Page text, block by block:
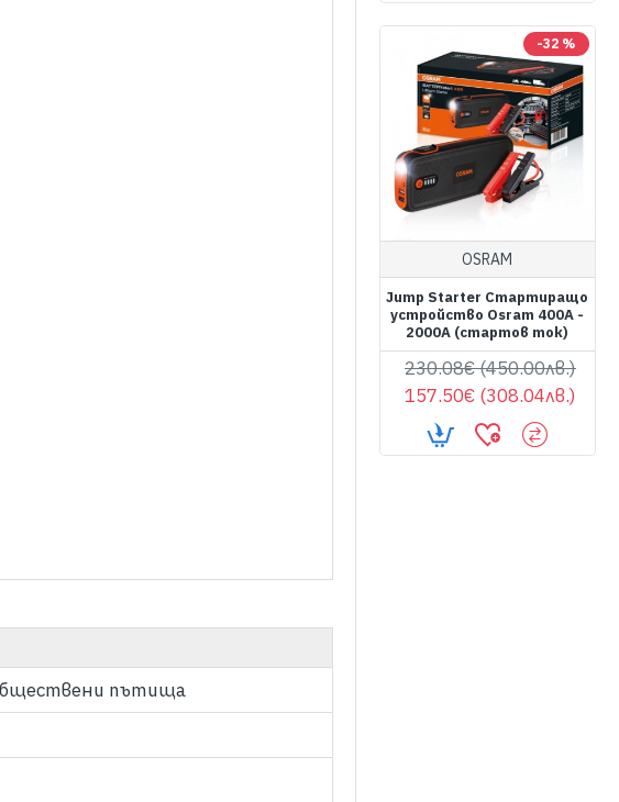
пътища
-32 %
OSRAM
Jump Starter Стартиращо
устройство Osram 400A -
2000A (стартов ток)
230.08€ (450.00лв.)
157.50€ (308.04лв.)